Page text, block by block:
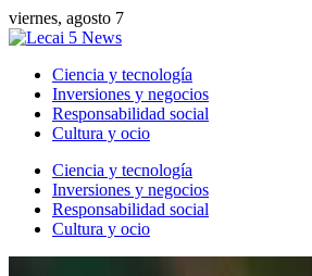
viernes, agosto 7
Ciencia y tecnología
Inversiones y negocios
Responsabilidad social
Cultura y ocio
Ciencia y tecnología
Inversiones y negocios
Responsabilidad social
Cultura y ocio